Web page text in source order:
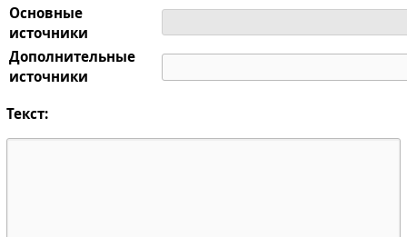
Основные
источники
Дополнительные
источники
Текст: